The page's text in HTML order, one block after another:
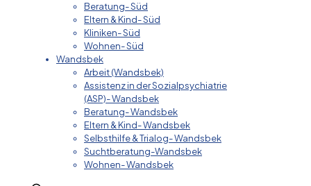
Beratung- Süd
Eltern & Kind- Süd
Kliniken- Süd
Wohnen- Süd
Wandsbek
Arbeit (Wandsbek)
Assistenz in der Sozialpsychiatrie
(ASP)- Wandsbek
Beratung- Wandsbek
Eltern & Kind- Wandsbek
Selbsthilfe & Trialog- Wandsbek
Suchtberatung-Wandsbek
Wohnen- Wandsbek